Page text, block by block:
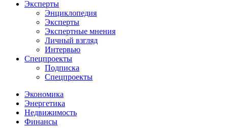
Эксперты
Энциклопедия
Эксперты
Экспертные мнения
Личный взгляд
Интервью
Спецпроекты
Подписка
Спецпроекты
Экономика
Энергетика
Недвижимость
Финансы